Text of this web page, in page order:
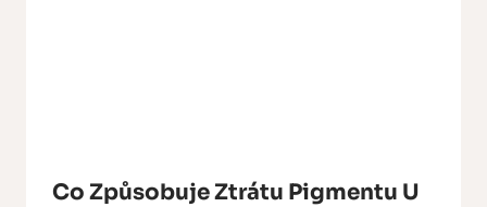
Co Způsobuje Ztrátu Pigmentu U